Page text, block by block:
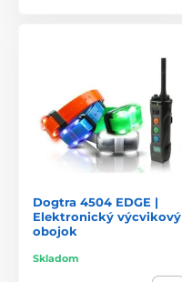
Dogtra 4504 EDGE |
Elektronický výcvikový
obojok
Skladom